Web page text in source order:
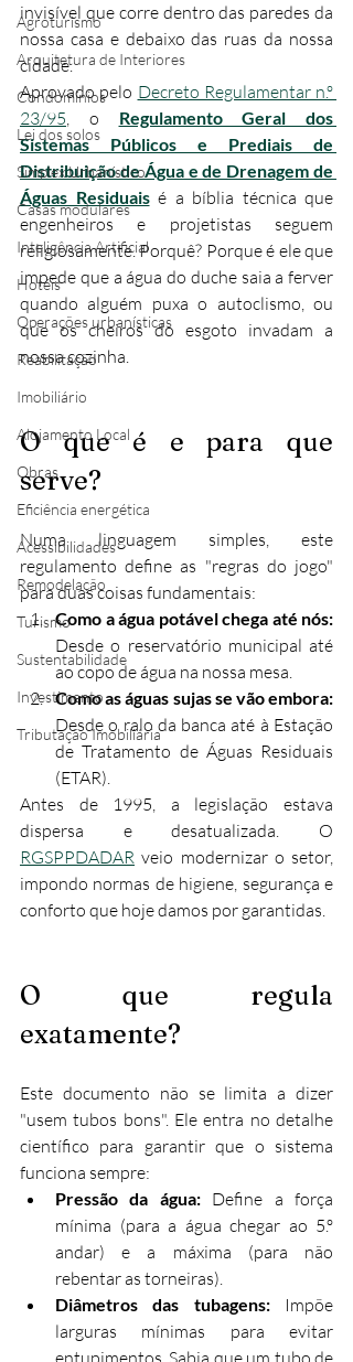
Agroturismo
Arquitetura de Interiores
Condomínios
Lei dos solos
Simplex Urbanístico
Casas modulares
Inteligência Artificial
Hotéis
Operações urbanísticas
Reabilitação
Imobiliário
Alojamento Local
Obras
Eficiência energética
Acessibilidades
Remodelação
Turismo
Sustentabilidade
Investimento
Tributação Imobiliária
invisível que corre dentro das paredes da
nossa casa e debaixo das ruas da nossa
cidade.
Aprovado pelo Decreto Regulamentar n.º
23/95, o
Regulamento Geral dos
Sistemas Públicos e Prediais de
Distribuição de Água e de Drenagem de
Águas Residuais é a bíblia técnica que
engenheiros e projetistas seguem
religiosamente. Porquê? Porque é ele que
impede que a água do duche saia a ferver
quando alguém puxa o autoclismo, ou
que os cheiros do esgoto invadam a
nossa cozinha.
O que é e para que
serve?
Numa linguagem simples, este
regulamento define as "regras do jogo"
para duas coisas fundamentais:
Como a água potável chega até nós:
Desde o reservatório municipal até
ao copo de água na nossa mesa.
Como as águas sujas se vão embora:
Desde o ralo da banca até à Estação
de Tratamento de Águas Residuais
(ETAR).
Antes de 1995, a legislação estava
RGSPPDADAR veio modernizar o setor,
impondo normas de higiene, segurança e
conforto que hoje damos por garantidas.
O que regula
exatamente?
Este documento não se limita a dizer
"usem tubos bons". Ele entra no detalhe
científico para garantir que o sistema
funciona sempre:
Pressão da água: Define a força
mínima (para a água chegar ao 5.º
andar) e a máxima (para não
rebentar as torneiras).
Diâmetros das tubagens: Impõe
larguras mínimas para evitar
entupimentos. Sabia que um tubo de